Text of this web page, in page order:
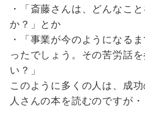
・「斎藤さんは、どんなこ
か？」とか
・「事業が今のようになる
ったでしょう。その苦労話
い？」
このように多くの人は、成
人さんの本を読むのですが・